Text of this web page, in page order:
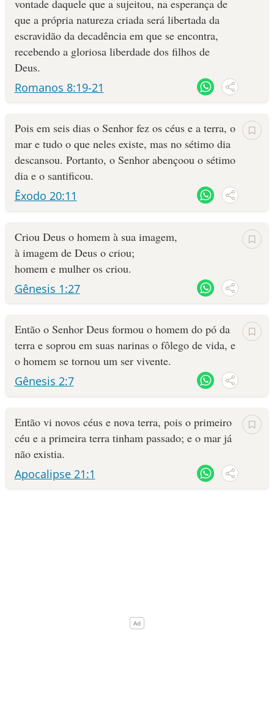
vontade daquele que a sujeitou, na esperança de
que a própria natureza criada será libertada da
escravidão da decadência em que se encontra,
recebendo a gloriosa liberdade dos filhos de
Deus.
Romanos 8:19-21
Pois em seis dias o Senhor fez os céus e a terra, o
mar e tudo o que neles existe, mas no sétimo dia
descansou. Portanto, o Senhor abençoou o sétimo
dia e o santificou.
Êxodo 20:11
Criou Deus o homem à sua imagem,
à imagem de Deus o criou;
homem e mulher os criou.
Gênesis 1:27
Então o Senhor Deus for­mou o homem do pó da
terra e soprou em suas narinas o fôlego de vida, e
o homem se tornou um ser vivente.
Gênesis 2:7
Então vi novos céus e nova terra, pois o primeiro
céu e a primeira terra tinham passado; e o mar já
não existia.
Apocalipse 21:1